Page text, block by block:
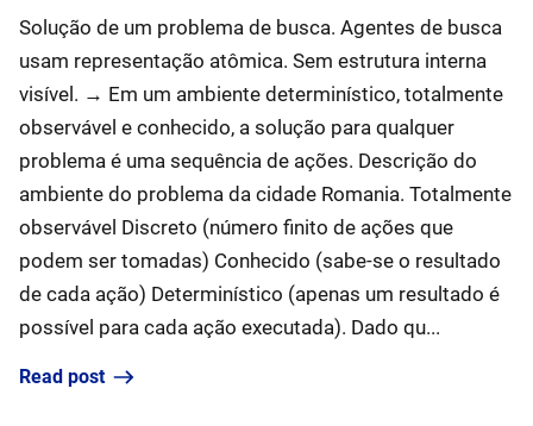
Solução de um problema de busca. Agentes de busca
usam representação atômica. Sem estrutura interna
visível. → Em um ambiente determinístico, totalmente
observável e conhecido, a solução para qualquer
problema é uma sequência de ações. Descrição do
ambiente do problema da cidade Romania. Totalmente
observável Discreto (número finito de ações que
podem ser tomadas) Conhecido (sabe-se o resultado
de cada ação) Determinístico (apenas um resultado é
possível para cada ação executada). Dado qu...
Read post